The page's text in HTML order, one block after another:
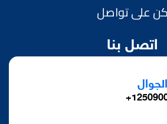
كن على تواصل
اتصل بنا